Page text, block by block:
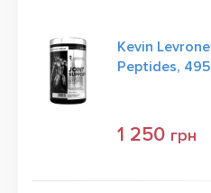
Kevin
Peptides,
1 250 грн